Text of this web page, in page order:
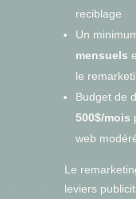
reciblage
Un
mensuels
le
Budget de
500$/mois
web
Le
leviers